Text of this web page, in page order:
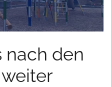
nach den